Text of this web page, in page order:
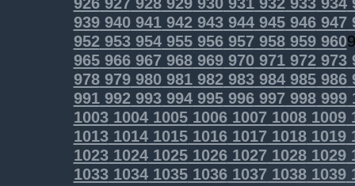
939940941942943944945946947
952953954955956957958959960
965966967968969970971972973
978979980981982983984985986
991992993994995996997998999
1003100410051006100710081009
1013101410151016101710181019
1023102410251026102710281029
1033103410351036103710381039